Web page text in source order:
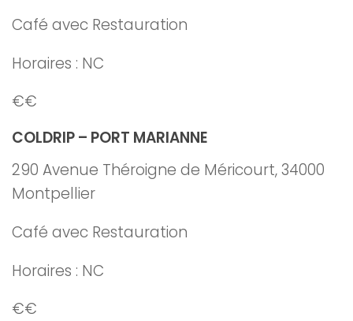
Café avec Restauration
Horaires : NC
€€
COLDRIP – PORT MARIANNE
290 Avenue Théroigne de Méricourt, 34000
Montpellier
Café avec Restauration
Horaires : NC
€€